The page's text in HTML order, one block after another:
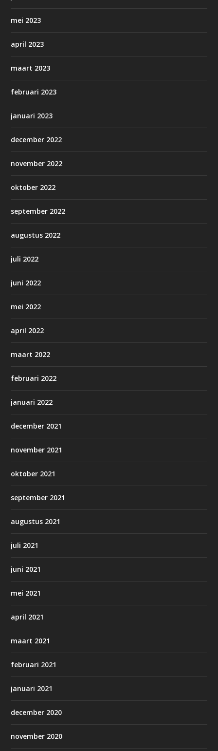
mei 2023
april 2023
maart 2023
februari 2023
januari 2023
december 2022
november 2022
oktober 2022
september 2022
augustus 2022
juli 2022
juni 2022
mei 2022
april 2022
maart 2022
februari 2022
januari 2022
december 2021
november 2021
oktober 2021
september 2021
augustus 2021
juli 2021
juni 2021
mei 2021
april 2021
maart 2021
februari 2021
januari 2021
december 2020
november 2020